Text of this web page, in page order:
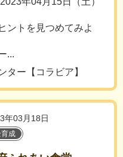
ントを見つめてみよ
...
ター【コラビア】
年03月18日
成